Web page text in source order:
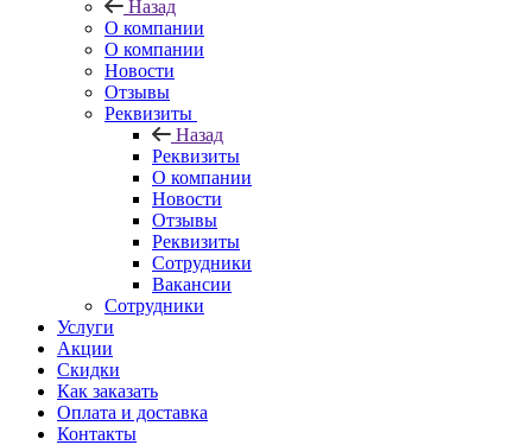
Назад
О компании
О компании
Новости
Отзывы
Реквизиты
Назад
Реквизиты
О компании
Новости
Отзывы
Реквизиты
Сотрудники
Вакансии
Сотрудники
Услуги
Акции
Скидки
Как заказать
Оплата и доставка
Контакты